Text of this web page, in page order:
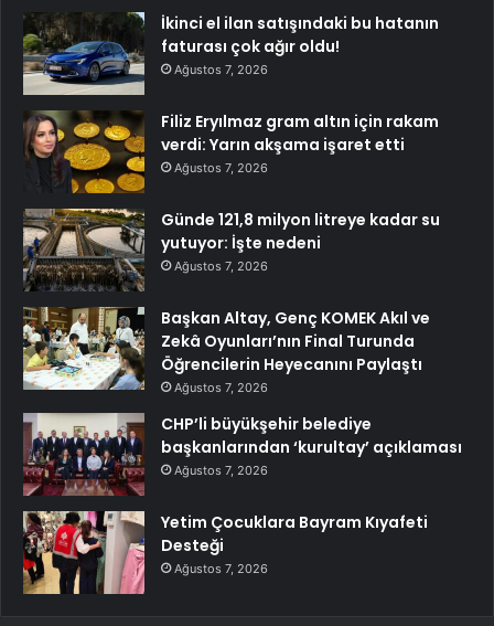
İkinci el ilan satışındaki bu hatanın
faturası çok ağır oldu!
Ağustos 7, 2026
Filiz Eryılmaz gram altın için rakam
verdi: Yarın akşama işaret etti
Ağustos 7, 2026
Günde 121,8 milyon litreye kadar su
yutuyor: İşte nedeni
Ağustos 7, 2026
Başkan Altay, Genç KOMEK Akıl ve
Zekâ Oyunları’nın Final Turunda
Öğrencilerin Heyecanını Paylaştı
Ağustos 7, 2026
CHP’li büyükşehir belediye
başkanlarından ‘kurultay’ açıklaması
Ağustos 7, 2026
Yetim Çocuklara Bayram Kıyafeti
Desteği
Ağustos 7, 2026